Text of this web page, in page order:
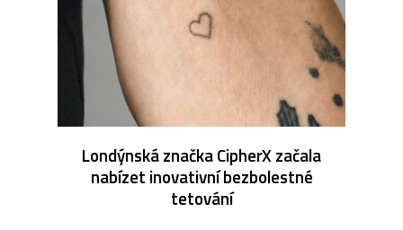
Londýnská značka CipherX začala
nabízet inovativní bezbolestné
tetování